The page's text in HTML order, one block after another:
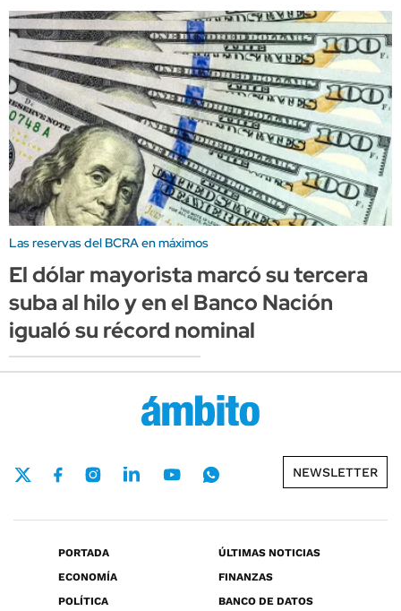
Las reservas del BCRA en máximos
El dólar mayorista marcó su tercera
suba al hilo y en el Banco Nación
igualó su récord nominal
NEWSLETTER
PORTADA
ÚLTIMAS NOTICIAS
ECONOMÍA
FINANZAS
POLÍTICA
BANCO DE DATOS